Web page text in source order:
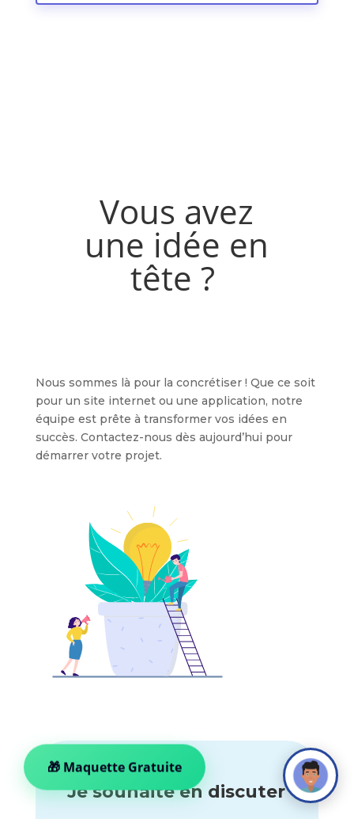
Vous avez
une idée en
tête ?
Nous sommes là pour la concrétiser ! Que ce soit
pour un site internet ou une application, notre
équipe est prête à transformer vos idées en
succès. Contactez-nous dès aujourd’hui pour
démarrer votre projet.
Je souhaite en discuter
🎁 Maquette Gratuite